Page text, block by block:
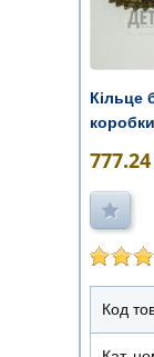
Кільце
777.24
Код